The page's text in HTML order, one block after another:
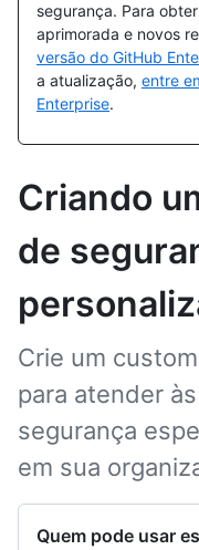
segurança. Para
aprimorada e novos
versão do GitHub
a atualização, entre
Enterprise.
Criando
de
Crie um
para atender
segurança
em sua
Quem pode usar